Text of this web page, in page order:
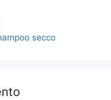
secco